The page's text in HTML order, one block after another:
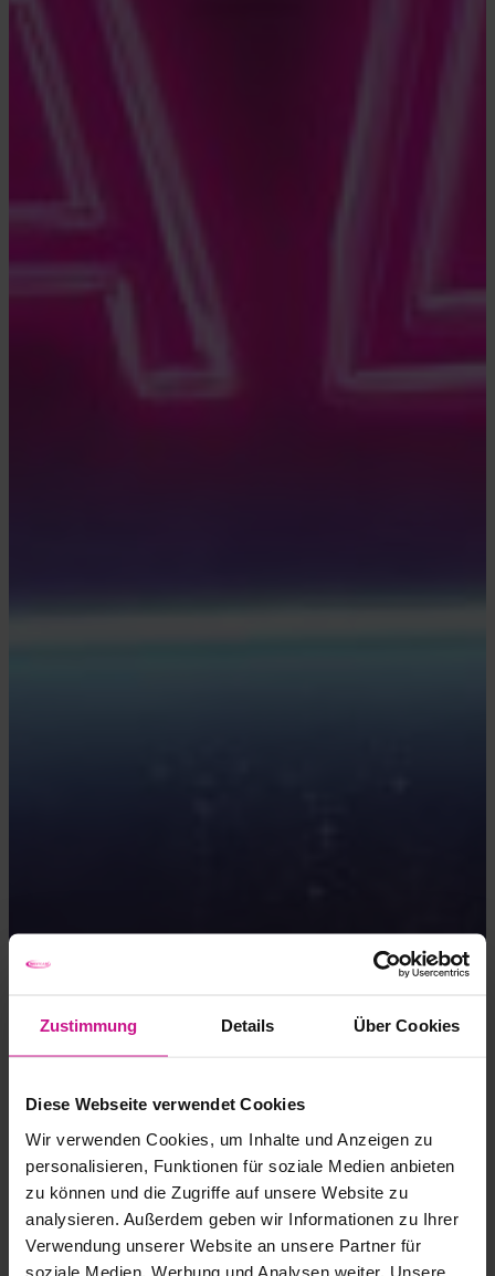
Zustimmung Details Über Cookies
Diese Webseite verwendet Cookies
Wir verwenden Cookies, um Inhalte und Anzeigen zu
personalisieren, Funktionen für soziale Medien anbieten
zu können und die Zugriffe auf unsere Website zu
analysieren. Außerdem geben wir Informationen zu Ihrer
Verwendung unserer Website an unsere Partner für
soziale Medien, Werbung und Analysen weiter. Unsere